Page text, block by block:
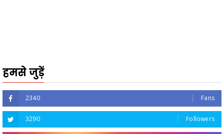
हमसे जुड़ें
2340 Fans
3290 Followers